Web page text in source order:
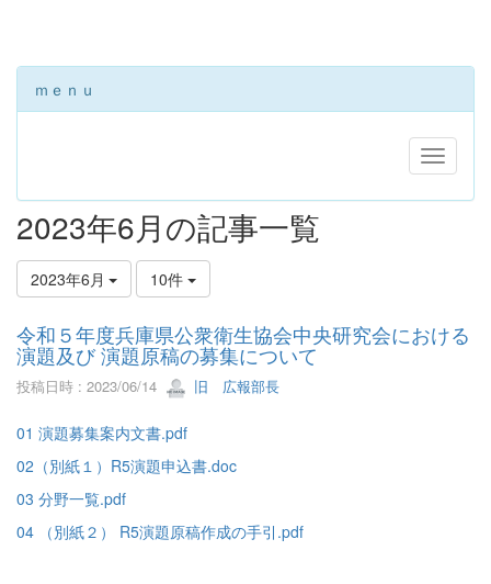
ｍｅｎｕ
2023年6月の記事一覧
2023年6月 10件
令和５年度兵庫県公衆衛生協会中央研究会における
演題及び 演題原稿の募集について
投稿日時 : 2023/06/14 旧 広報部長
01 演題募集案内文書.pdf
02（別紙１）R5演題申込書.doc
03 分野一覧.pdf
04 （別紙２） R5演題原稿作成の手引.pdf